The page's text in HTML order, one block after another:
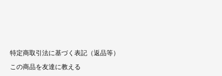
特定商取引法に基づく表記（返品等）
この商品を友達に教える